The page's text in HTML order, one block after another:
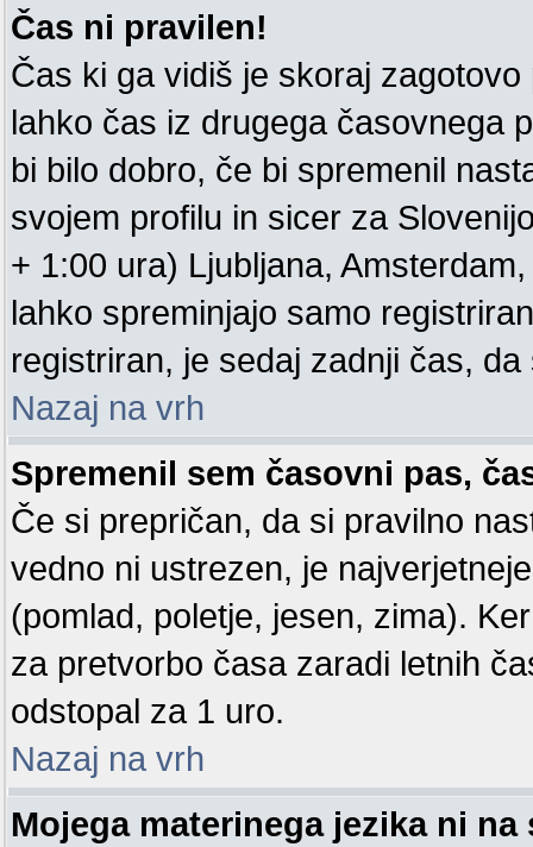
Čas ni pravilen!
Čas ki ga vidiš je skoraj
lahko čas iz drugega časovnega
bi bilo dobro, če bi spremenil
svojem profilu in sicer za
+ 1:00 ura) Ljubljana,
lahko spreminjajo samo
registriran, je sedaj zadnji čas,
Nazaj na vrh
Spremenil sem časovni pas,
Če si prepričan, da si pravilno
vedno ni ustrezen, je
(pomlad, poletje, jesen, zima).
za pretvorbo časa zaradi letnih
odstopal za 1 uro.
Nazaj na vrh
Mojega materinega jezika ni